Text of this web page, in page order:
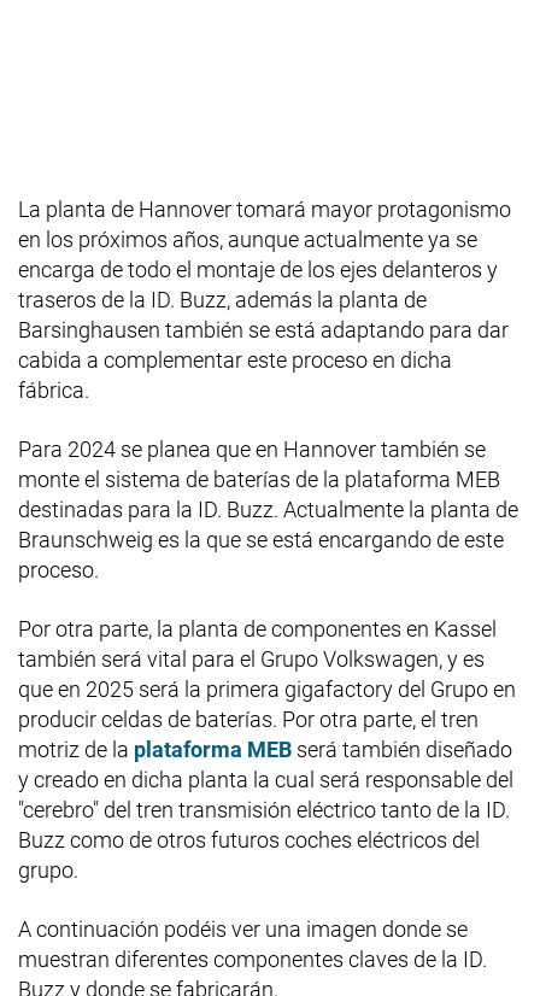
La planta de Hannover tomará mayor protagonismo
en los próximos años, aunque actualmente ya se
encarga de todo el montaje de los ejes delanteros y
traseros de la ID. Buzz, además la planta de
Barsinghausen también se está adaptando para dar
cabida a complementar este proceso en dicha
fábrica.
Para 2024 se planea que en Hannover también se
monte el sistema de baterías de la plataforma MEB
destinadas para la ID. Buzz. Actualmente la planta de
Braunschweig es la que se está encargando de este
proceso.
Por otra parte, la planta de componentes en Kassel
también será vital para el Grupo Volkswagen, y es
que en 2025 será la primera gigafactory del Grupo en
producir celdas de baterías. Por otra parte, el tren
motriz de la plataforma MEB será también diseñado
y creado en dicha planta la cual será responsable del
"cerebro" del tren transmisión eléctrico tanto de la ID.
Buzz como de otros futuros coches eléctricos del
grupo.
A continuación podéis ver una imagen donde se
muestran diferentes componentes claves de la ID.
Buzz y donde se fabricarán.